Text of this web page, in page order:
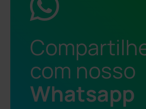
com nosso
Whatsapp